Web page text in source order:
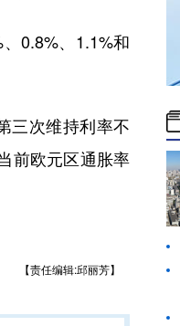
0.8%、1.1%和
三次维持利率不
前欧元区通胀率
【责任编辑:邱丽芳】